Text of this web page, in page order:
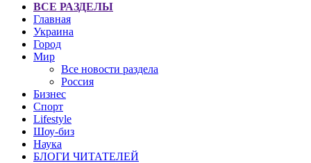
ВСЕ РАЗДЕЛЫ
Главная
Украина
Город
Мир
Все новости раздела
Россия
Бизнес
Спорт
Lifestyle
Шоу-биз
Наука
БЛОГИ ЧИТАТЕЛЕЙ